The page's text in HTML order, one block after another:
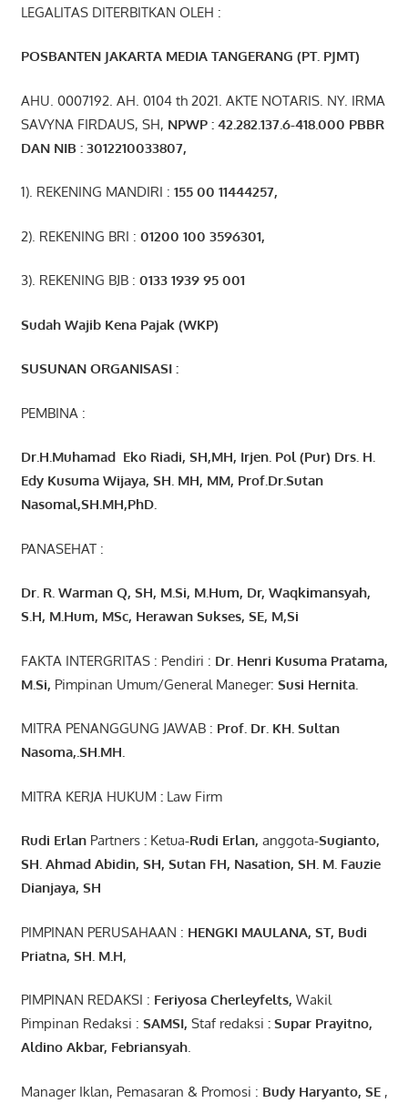
LEGALITAS DITERBITKAN OLEH :
POSBANTEN JAKARTA MEDIA TANGERANG (PT. PJMT)
AHU. 0007192. AH. 0104 th 2021. AKTE NOTARIS. NY. IRMA
SAVYNA FIRDAUS, SH, NPWP : 42. 282 .137.6-418.000 PBBR
DAN NIB :3012210033807,
1). REKENING MANDIRI : 155 00 11444257,
2). REKENING BRI : 01200 100 3596301,
3). REKENING BJB : 0133 1939 95 001
Sudah Wajib Kena Pajak (WKP)
SUSUNAN ORGANISASI :
PEMBINA :
Dr.H.Muhamad Eko Riadi, SH,MH, Irjen. Pol (Pur) Drs. H.
Edy Kusuma Wijaya, SH. MH, MM, Prof.Dr.Sutan
Nasomal,SH.MH,PhD.
PANASEHAT :
Dr. R. Warman Q, SH, M.Si, M.Hum, Dr, Waqkimansyah,
S.H, M.Hum, MSc, Herawan Sukses, SE, M,Si
FAKTA INTERGRITAS : Pendiri : Dr. Henri Kusuma Pratama,
M.Si, Pimpinan Umum/General Maneger: Susi Hernita.
MITRA PENANGGUNG JAWAB : Prof. Dr. KH. Sultan
Nasoma,.SH.MH.
MITRA KERJA HUKUM : Law Firm
Rudi ErlanPartners : Ketua-Rudi Erlan, anggota-Sugianto,
SH. Ahmad Abidin, SH, SutanFH, Nasation, SH. M. Fauzie
Dianjaya, SH
PIMPINAN PERUSAHAAN : HENGKI MAULANA, ST, Budi
Priatna, SH . M.H,
PIMPINAN REDAKSI : Feriyosa Cherleyfelts, Wakil
Pimpinan Redaksi : SAMSI, Staf redaksi : Supar Prayitno,
Aldino Akbar, Febriansyah.
Manager Iklan, Pemasaran & Promosi : Budy Haryanto, SE,